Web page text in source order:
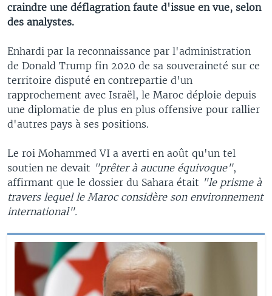
craindre une déflagration faute d'issue en vue, selon
des analystes.
Enhardi par la reconnaissance par l'administration
de Donald Trump fin 2020 de sa souveraineté sur ce
territoire disputé en contrepartie d'un
rapprochement avec Israël, le Maroc déploie depuis
une diplomatie de plus en plus offensive pour rallier
d'autres pays à ses positions.
Le roi Mohammed VI a averti en août qu'un tel
soutien ne devait "prêter à aucune équivoque",
affirmant que le dossier du Sahara était "le prisme à
travers lequel le Maroc considère son environnement
international".